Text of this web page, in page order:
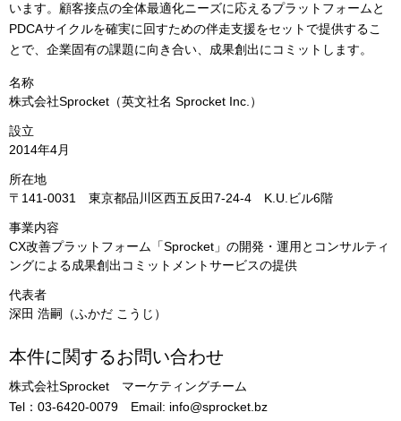
います。顧客接点の全体最適化ニーズに応えるプラットフォームと
PDCAサイクルを確実に回すための伴走支援をセットで提供するこ
とで、企業固有の課題に向き合い、成果創出にコミットします。
名称
株式会社Sprocket（英文社名 Sprocket Inc.）
設立
2014年4月
所在地
〒141-0031 東京都品川区西五反田7-24-4 K.U.ビル6階
事業内容
CX改善プラットフォーム「Sprocket」の開発・運用とコンサルティ
ングによる成果創出コミットメントサービスの提供
代表者
深田 浩嗣（ふかだ こうじ）
本件に関するお問い合わせ
株式会社Sprocket マーケティングチーム
Tel：03-6420-0079 Email: info@sprocket.bz